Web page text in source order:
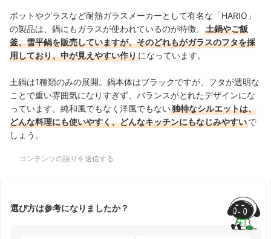
ポットやグラスなど耐熱ガラスメーカーとして有名な「HARIO」
の製品は、鍋にもガラスが使われているのが特徴。
土鍋やご飯
釜、雪平鍋を販売していますが、そのどれもがガラスのフタを採
用しており、中が見えやすい作りになっています。
土鍋は1種類のみの展開。鍋本体はブラックですが、フタが透明な
ことで重い雰囲気になりすぎず、バランスがとれたデザインにな
っています。純和風でもなく洋風でもない独特なシルエットは、
どんな料理にも使いやすく、どんなキッチンにもなじみやすいで
しょう。
コンテンツの誤りを送信する
選び方は参考になりましたか？